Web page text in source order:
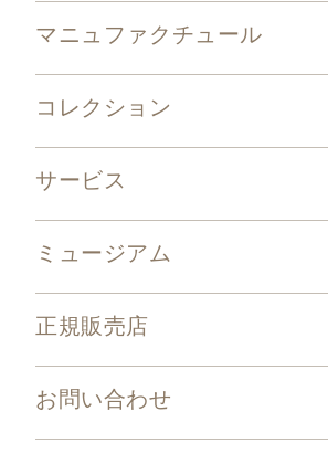
マニュファクチュール
コレクション
サービス
ミュージアム
正規販売店
お問い合わせ